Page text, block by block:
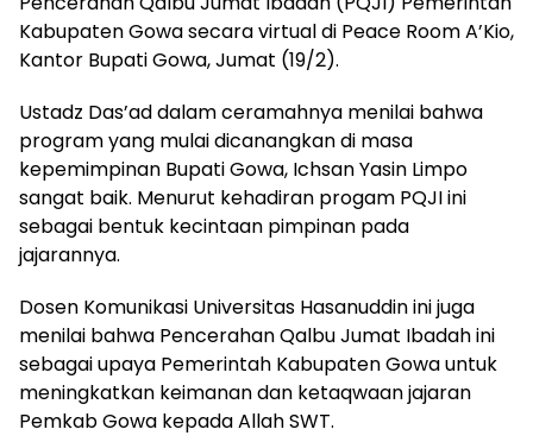
Kabupaten Gowa secara virtual di Peace Room A’Kio,
Kantor Bupati Gowa, Jumat (19/2).
Ustadz Das’ad dalam ceramahnya menilai bahwa
program yang mulai dicanangkan di masa
kepemimpinan Bupati Gowa, Ichsan Yasin Limpo
sangat baik. Menurut kehadiran progam PQJI ini
sebagai bentuk kecintaan pimpinan pada
jajarannya.
Dosen Komunikasi Universitas Hasanuddin ini juga
menilai bahwa Pencerahan Qalbu Jumat Ibadah ini
sebagai upaya Pemerintah Kabupaten Gowa untuk
meningkatkan keimanan dan ketaqwaan jajaran
Pemkab Gowa kepada Allah SWT.